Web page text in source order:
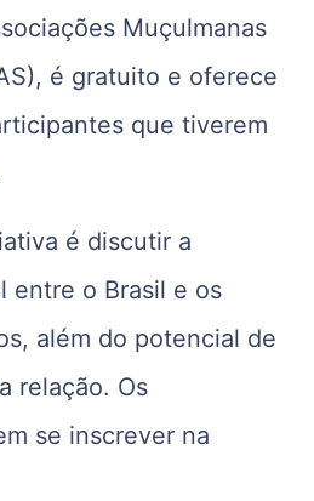
Muçulmanas
é gratuito e oferece
que tiverem
é discutir a
entre o Brasil e os
além do potencial de
relação. Os
se inscrever na